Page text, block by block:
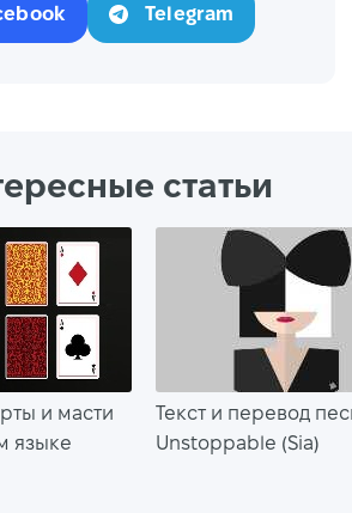
Telegram
статьи
и масти
языке
Текст и перевод
Unstoppable (Sia)